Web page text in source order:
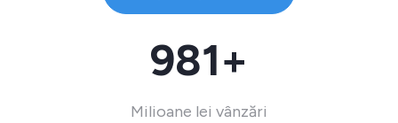
981+
Milioane lei vânzări